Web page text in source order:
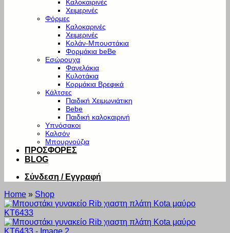
Καλοκαιρινές
Χειμερινές
Φόρμες
Καλοκαρινές
Χειμερινές
Κολάν-Μπουστάκια
Φορμάκια beBe
Εσώρουχα
Φανελάκια
Κυλοτάκια
Κορμάκια Βρεφικά
Κάλτσες
Παιδική Χειμωνιάτικη
Bebe
Παιδική καλοκαιρινή
Υπνόσακοι
Καλσόν
Μπουρνούζια
ΠΡΟΣΦΟΡΕΣ
BLOG
Σύνδεση / Εγγραφή
Home » Shop